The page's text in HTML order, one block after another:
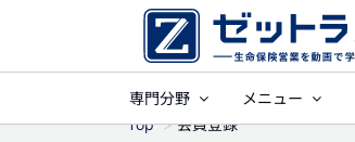
専門分野 メニュー
Top
会員登録